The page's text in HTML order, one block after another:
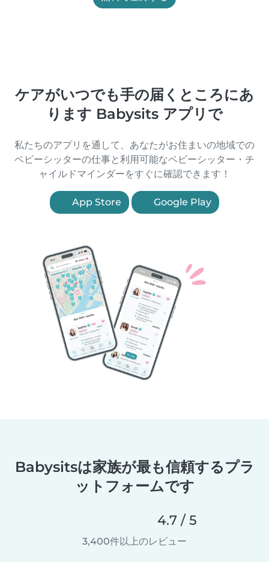
ケアがいつでも手の届くところにあ
ります Babysits アプリで
私たちのアプリを通して、あなたがお住まいの地域での
ベビーシッターの仕事と利用可能なベビーシッター・チ
ャイルドマインダーをすぐに確認できます！
App Store Google Play
Babysitsは家族が最も信頼するプラ
ットフォームです
4.7 / 5
3,400件以上のレビュー